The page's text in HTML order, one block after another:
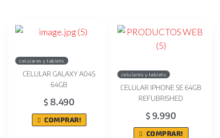
celulares y tablets
CELULAR GALAXY A04S
64GB
$8.490
COMPRAR!
celulares y tablets
CELULAR IPHONE SE 64GB
REFUBRISHED
$9.990
COMPRAR!